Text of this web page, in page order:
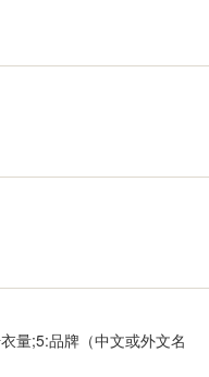
量;5:品牌（中文或外文名